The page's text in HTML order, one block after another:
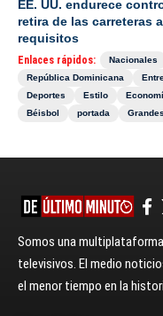
EE. UU. endurece
retira de las carreteras
requisitos
Enlaces rápidos: Nacionales
República Dominicana
Deportes
Estilo
Béisbol
portada
Somos una
televisivos. El medio
el menor tiempo en la